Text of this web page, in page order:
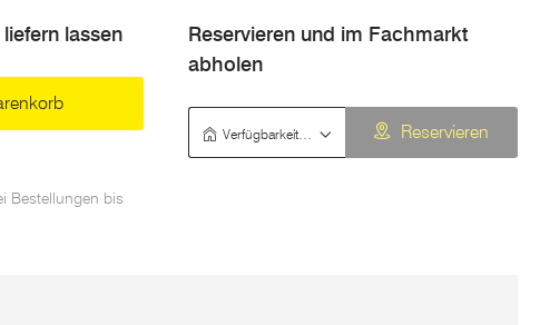
lassen
Bestellungen bis
Reservieren und im Fachmarkt
abholen
Reservieren